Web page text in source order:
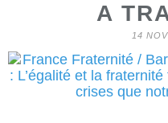
A
14